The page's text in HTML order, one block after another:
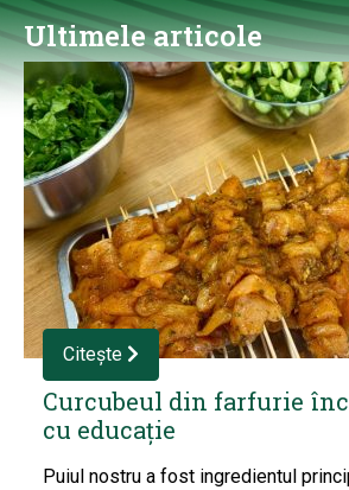
Ultimele articole
Citește
Curcubeul din farfurie
cu educație
Puiul nostru a fost ingredientul